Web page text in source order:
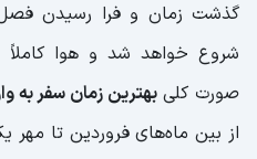
گذشت زمان و فرا رسیدن
شروع خواهد شد و هوا کاملاً
صورت کلیبهترین زمان سفر به
از بین ماه‌های فروردین تا مهر